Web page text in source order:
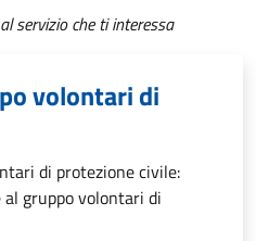
servizio che ti interessa
volontari di
di protezione civile:
gruppo volontari di